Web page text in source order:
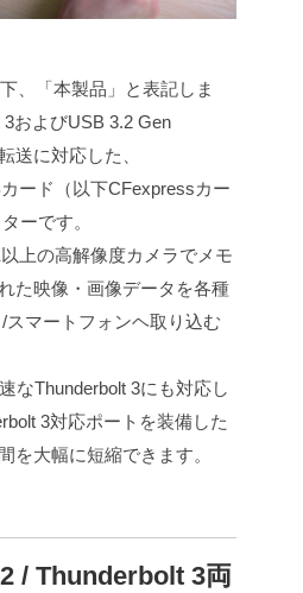
、「本製品」と表記しま
およびUSB 3.2 Gen
送に対応した、
ード（以下CFexpressカー
ーです。
上の高解像度カメラでメモ
た映像・画像データを各種
マートフォンヘ取り込む
なThunderbolt 3にも対応し
3対応ポートを装備した
を大幅に短縮できます。
/ Thunderbolt 3両